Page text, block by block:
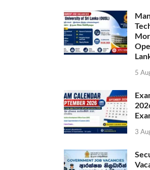
5
3